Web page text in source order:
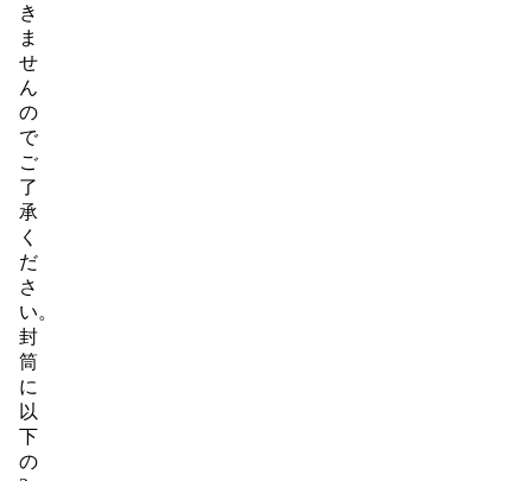
き
ま
せ
ん
の
で
ご
了
承
く
だ
さ
い。
封
筒
に
以
下
の